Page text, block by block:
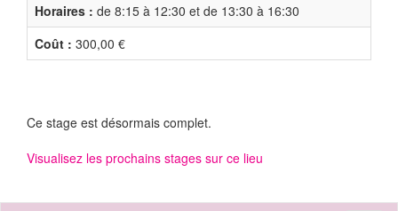
Horaires : de 8:15 à 12:30 et de 13:30 à 16:30
Coût : 300,00 €
Ce stage est désormais complet.
Visualisez les prochains stages sur ce lieu